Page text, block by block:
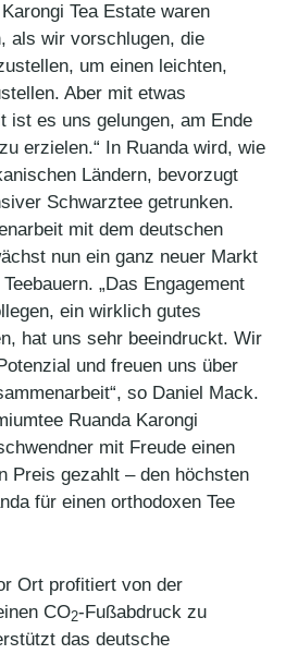
Tea Estate waren
als wir vorschlugen, die
um einen leichten,
Aber mit etwas
ist es uns gelungen, am Ende
erzielen.“ In Ruanda wird, wie
Ländern, bevorzugt
Schwarztee getrunken.
mit dem deutschen
nun ein ganz neuer Markt
„Das Engagement
ein wirklich gutes
hat uns sehr beeindruckt. Wir
und freuen uns über
so Daniel Mack.
Ruanda Karongi
mit Freude einen
Preis gezahlt – den höchsten
für einen orthodoxen Tee
Ort profitiert von der
CO2-Fußabdruck zu
das deutsche